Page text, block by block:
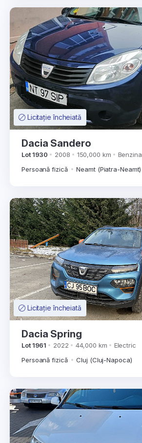
Licitație încheiată
Dacia Sandero
Lot 1930 2008 150,000 km
Benzina
Persoană fizică
Neamt (Piatra-Neamt)
Licitație încheiată
Dacia Spring
Lot 1961 2022 44,000 km
Electric
Persoană fizică
Cluj (Cluj-Napoca)